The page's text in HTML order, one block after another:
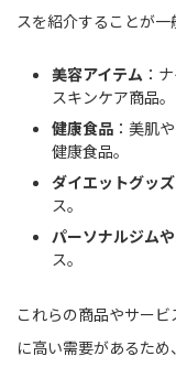
スを紹介することが一
美容アイテム ：
スキンケア商品。
健康食品 ：美肌
健康食品。
ダイエットグッズ
ス。
パーソナルジム
ス。
これらの商品やサー
に高い需要があるため